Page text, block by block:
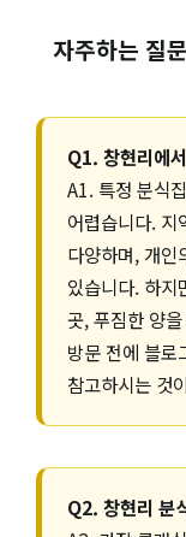
자주하는 질문
Q1. 창현리에
A1. 특정 분식
어렵습니다. 지
다양하며, 개인
있습니다. 하지
곳, 푸짐한 양
방문 전에 블로
참고하시는 것
Q2. 창현리 분